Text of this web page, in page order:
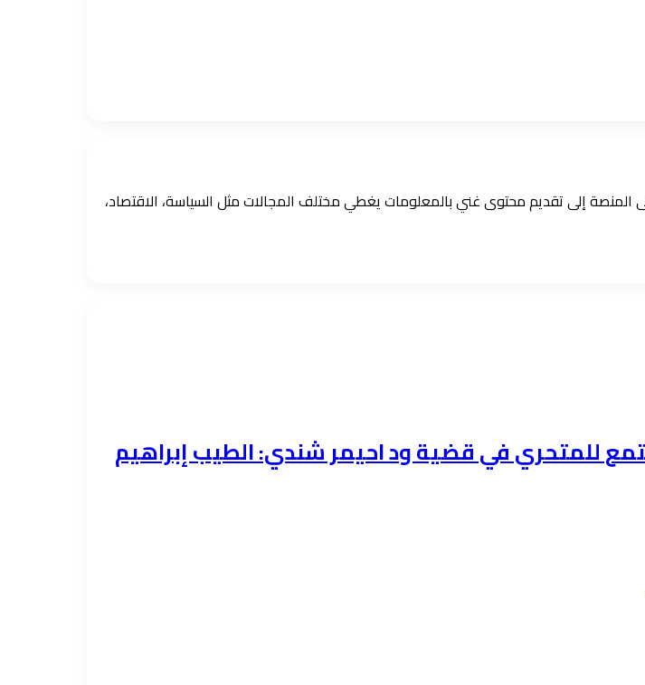
المنصة إلى تقديم محتوى غني بالمعلومات يغطي مختلف المجالات مثل السياسة، الاقتصاد،
للمتحري في قضية ود احيمر شندي: الطيب إبراهيم